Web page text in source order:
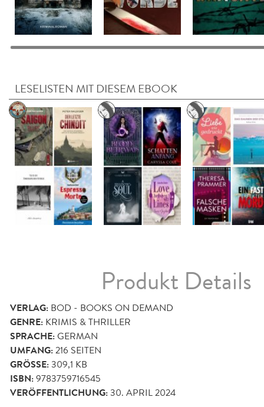
LESELISTEN MIT DIESEM EBOOK
Produkt Details
VERLAG: BOD - BOOKS ON DEMAND
GENRE: KRIMIS & THRILLER
SPRACHE:GERMAN
UMFANG:216 SEITEN
GRÖSSE: 309,1 KB
ISBN:9783759716545
VERÖFFENTLICHUNG:30. APRIL 2024